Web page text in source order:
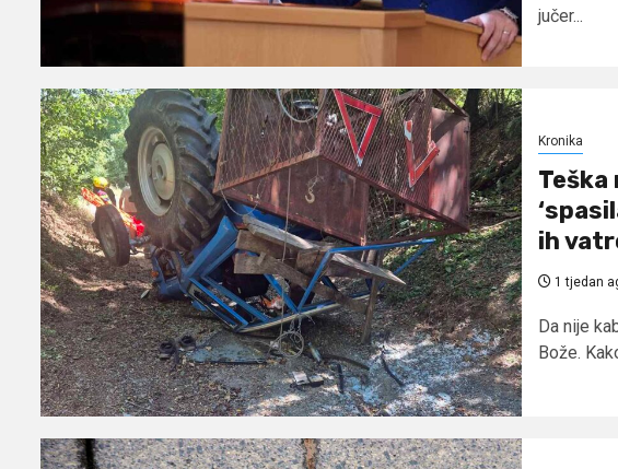
jučer...
Kronika
ih
1 tjedan
Da nije
Bože.